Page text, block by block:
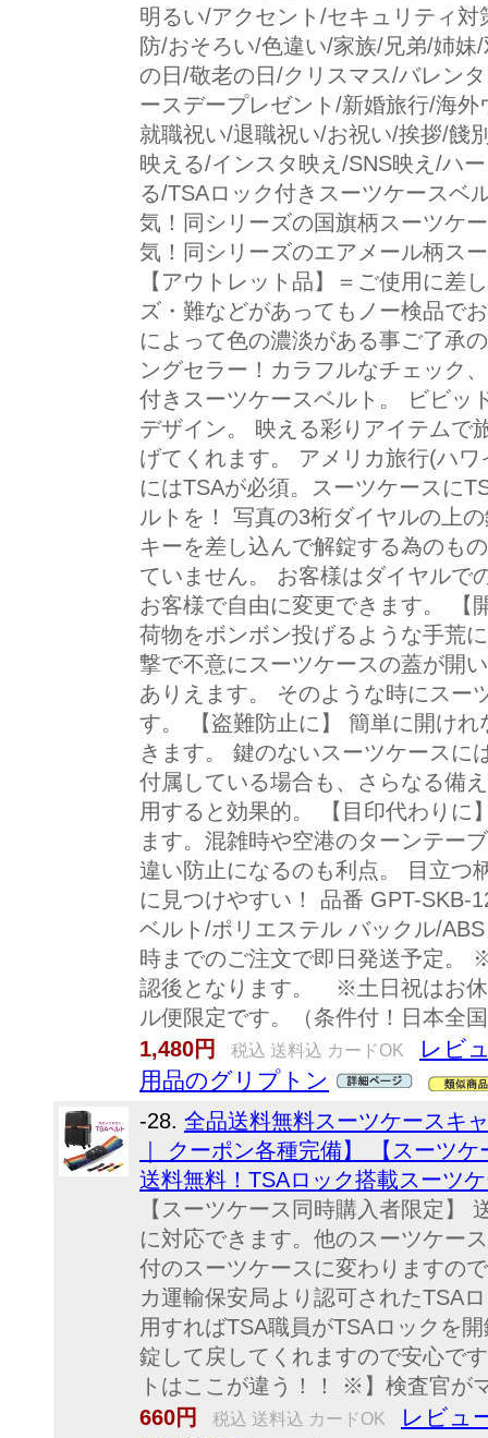
明るい/アクセント/セキュリティ
防/おそろい/色違い/家族/兄弟/姉
の日/敬老の日/クリスマス/バレン
ースデープレゼント/新婚旅行/海
就職祝い/退職祝い/お祝い/挨拶/餞
映える/インスタ映え/SNS映え/ハ
る/TSAロック付きスーツケース
気！同シリーズの国旗柄スーツケ
気！同シリーズのエアメール柄ス
【アウトレット品】＝ご使用に差
ズ・難などがあってもノー検品で
によって色の濃淡がある事ご了承
ングセラー！カラフルなチェック
付きスーツケースベルト。 ビビッ
デザイン。 映える彩りアイテムで
げてくれます。 アメリカ旅行(ハ
にはTSAが必須。スーツケースに
ルトを！ 写真の3桁ダイヤルの上
キーを差し込んで解錠する為のも
ていません。 お客様はダイヤルで
お客様で自由に変更できます。 【
荷物をボンボン投げるような手荒
撃で不意にスーツケースの蓋が開
ありえます。 そのような時にスー
す。 【盗難防止に】 簡単に開け
きます。 鍵のないスーツケースに
付属している場合も、さらなる備
用すると効果的。 【目印代わりに
ます。混雑時や空港のターンテー
違い防止になるのも利点。 目立つ
に見つけやすい！ 品番 GPT-SKB-
ベルト/ポリエステル バックル/
時までのご注文で即日発送予定。
認後となります。 ※土日祝はお休
ル便限定です。（条件付！日本全
1,480円
税込 送料込 カードOK
レビ
用品のグリプトン
-28. 全品送料無料スーツケースキ
｜ クーポン各種完備】 【スーツ
送料無料！TSAロック搭載スーツ
【スーツケース同時購入者限定】
に対応できます。他のスーツケー
付のスーツケースに変わりますの
カ運輸保安局より認可されたTSA
用すればTSA職員がTSAロックを
錠して戻してくれますので安心で
トはここが違う！！ ※】検査官が
660円
税込 送料込 カードOK
レビュ